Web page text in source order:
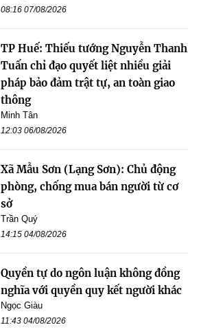
08:16 07/08/2026
TP Huế: Thiếu tướng Nguyễn Thanh
Tuấn chỉ đạo quyết liệt nhiều giải
pháp bảo đảm trật tự, an toàn giao
thông
Minh Tân
12:03 06/08/2026
Xã Mẫu Sơn (Lạng Sơn): Chủ động
phòng, chống mua bán người từ cơ
sở
Trần Quý
14:15 04/08/2026
Quyền tự do ngôn luận không đồng
nghĩa với quyền quy kết người khác
Ngọc Giàu
11:43 04/08/2026